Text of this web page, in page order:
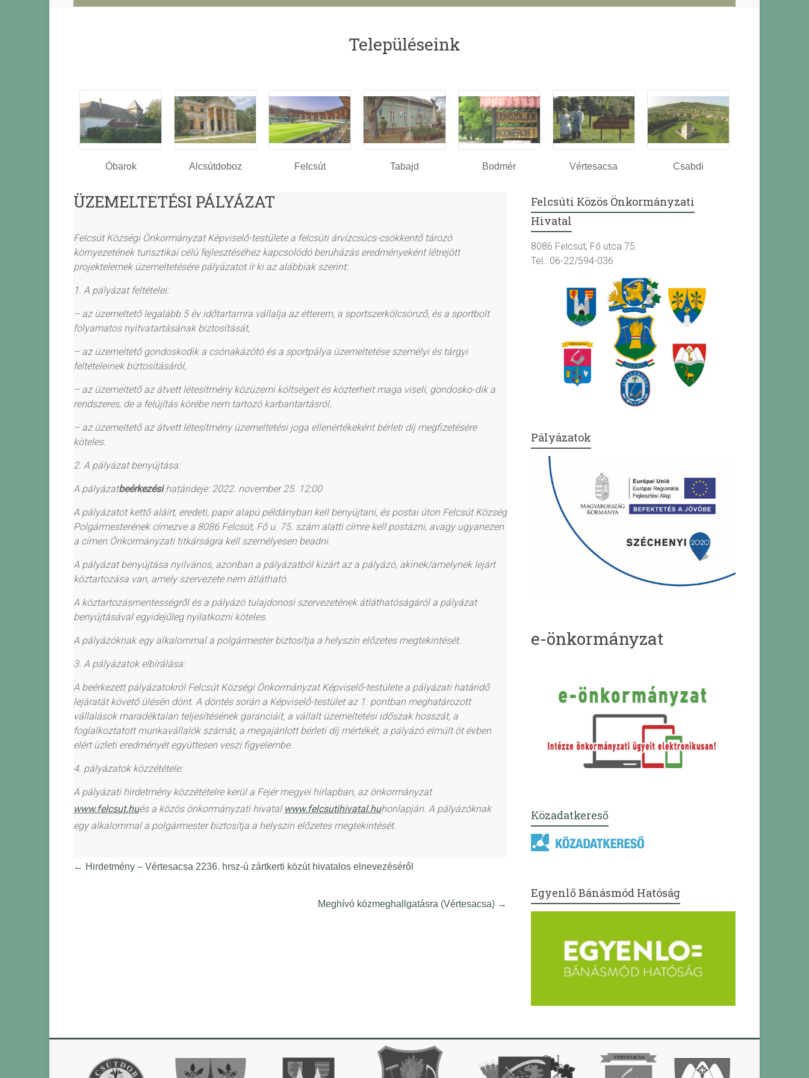
Településeink
Óbarok Alcsútdoboz Felcsút Tabajd Bodmér Vértesacsa Csabdi
ÜZEMELTETÉSI PÁLYÁZAT
Felcsút Községi Önkormányzat Képviselő-testülete a felcsúti árvízcsúcs-csökkentő tározó
környezetének turisztikai célú fejlesztéséhez kapcsolódó beruházás eredményeként létrejött
projektelemek üzemeltetésére pályázatot ír ki az alábbiak szerint:
1. A pályázatfeltételei:
–az üzemeltető legalább 5 év időtartamra vállalja az étterem, a sportszerkölcsönző, és a sportbolt
folyamatos nyitvatartásánakbiztosítását,
–az üzemeltető gondoskodik a csónakázótó és a sportpálya üzemeltetése személyi és tárgyi
feltételeinek biztosításáról,
–az üzemeltető az átvett létesítmény közüzemi költségeit és közterheit maga viseli, gondosko-dika
rendszeres, de a felújítás körébe nem tartozó karbantartásról,
–az üzemeltető az átvett létesítmény üzemeltetési joga ellenértékeként bérleti díj megfizetésére
köteles.
2. A pályázatbenyújtása:
A pályázatbeérkezésihatárideje: 2022. november 25. 12:00
A pályázatot kettő aláírt, eredeti, papír alapú példányban kell benyújtani, és postai úton Felcsút Község
Polgármesterének címezve a 8086 Felcsút, Fő u. 75. szám alatti címre kell postázni, avagy ugyanezen
a címen Önkormányzati titkárságra kell személyesen beadni.
A pályázat benyújtása nyilvános, azonban a pályázatból kizárt az a pályázó, akinek/amelynek lejárt
köztartozása van, amely szervezete nem átlátható.
A köztartozásmentességről és a pályázó tulajdonosi szervezetének átláthatóságáról a pályázat
benyújtásával egyidejűleg nyilatkozni köteles.
A pályázóknak egy alkalommal a polgármester biztosítja a helyszín előzetes megtekintését.
3. A pályázatokelbírálása:
A beérkezett pályázatokról Felcsút Községi Önkormányzat Képviselő-testülete a pályázati határidő
lejáratát követő ülésén dönt. A döntés során a Képviselő-testület az 1. pontban meghatározott
vállalások maradéktalan teljesítésének garanciáit, a vállalt üzemeltetési időszak hosszát, a
foglalkoztatott munkavállalók számát, a megajánlott bérleti díj mértékét, a pályázó elmúlt öt évben
elért üzleti eredményét együttesen veszi figyelembe.
4. pályázatok közzététele:
A pályázati hirdetmény közzétételre kerül a Fejérmegyei hírlapban, az önkormányzat
www.felcsut.hués a közös önkormányzati hivatal www.felcsutihivatal.huhonlapján. A pályázóknak
egy alkalommal a polgármester biztosítja a helyszín előzetes megtekintését.
← Hirdetmény – Vértesacsa 2236. hrsz-ú zártkerti közút hivatalos elnevezéséről
Meghívó közmeghallgatásra (Vértesacsa) →
Felcsúti Közös Önkormányzati
Hivatal
8086 Felcsút, Fő utca 75.
Tel.: 06-22/594-036
Pályázatok
e-önkormányzat
Közadatkereső
Egyenlő Bánásmód Hatóság